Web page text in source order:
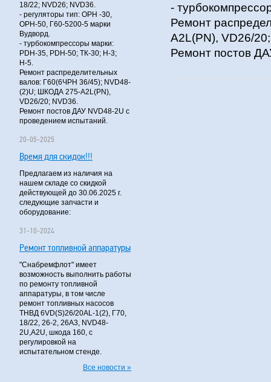
18/22; NVD26; NVD36.
- регуляторы тип: ОРН -30,
ОРН-50, Г60-5200-5 марки
Вудворд.
- турбокомпрессоры марки:
PDH-35, PDH-50; ТК-30; Н-3;
Н-5.
Ремонт распределительных
валов: Г60(6ЧРН 36/45); NVD48-
(2)U; ШКОДА 275-A2L(PN),
VD26/20; NVD36.
Ремонт постов ДАУ NVD48-2U с
проведением испытаний.
20-05-2025
Время для скидок!!!
Предлагаем из наличия на
нашем складе со скидкой
действующей до 30.06.2025 г.
следующие запчасти и
оборудование:
31-10-2024
Ремонт топливной аппаратуры
"Снабремфлот" имеет
возможность выполнить работы
по ремонту топливной
аппаратуры, в том числе
ремонт топливных насосов
ТНВД 6VD(S)26/20AL-1(2), Г70,
18/22, 26-2, 26А3, NVD48-
2U,A2U, шкода 160, с
регулировкой на
испытательном стенде.
Все новости »
-
Ремонт
A2L(PN), VD26/
Ремонт постов